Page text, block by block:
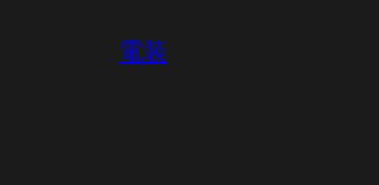
電装